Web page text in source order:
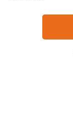
Termini
Cosa dice di noi la